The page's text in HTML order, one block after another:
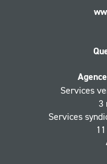
Services
3
Services